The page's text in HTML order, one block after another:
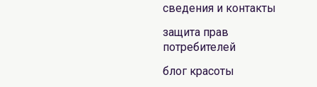
сведения и контакты
защита прав
потребителей
блог красоты